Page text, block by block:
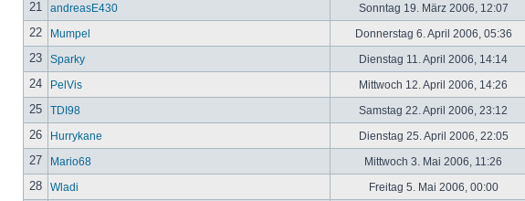
21
andreasE430 Sonntag 19. März 2006, 12:07
22
Mumpel Donnerstag 6. April 2006, 05:36
23
Sparky Dienstag 11. April 2006, 14:14
24
PelVis Mittwoch 12. April 2006, 14:26
25
TDI98 Samstag 22. April 2006, 23:12
26
Hurrykane Dienstag 25. April 2006, 22:05
27
Mario68 Mittwoch 3. Mai 2006, 11:26
28
Wladi Freitag 5. Mai 2006, 00:00